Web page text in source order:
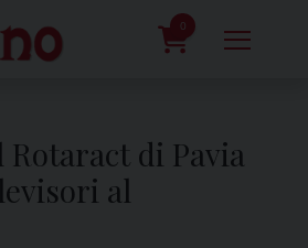
0
di Pavia
al